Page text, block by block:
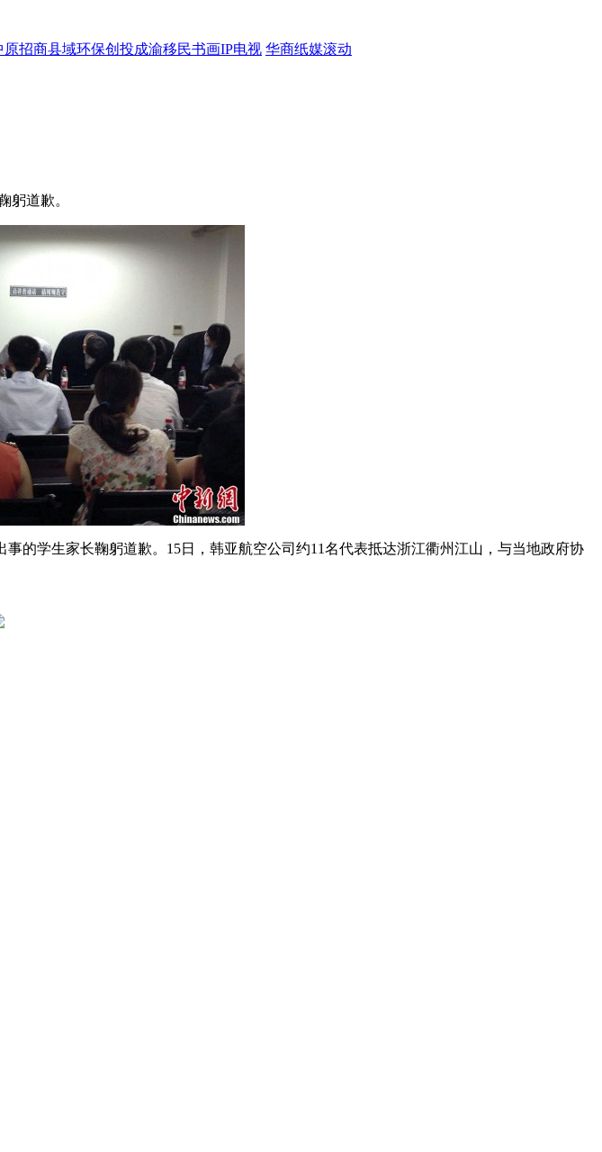
原招商县域环保创投成渝移民书画IP电视 华商纸媒滚动
躬道歉。
的学生家长鞠躬道歉。15日，韩亚航空公司约11名代表抵达浙江衢州江山，与当地政府协